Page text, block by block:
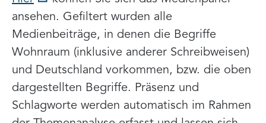
ansehen. Gefiltert wurden alle
Medienbeiträge, in denen die Begriffe
Wohnraum (inklusive anderer Schreibweisen)
und Deutschland vorkommen, bzw. die oben
dargestellten Begriffe. Präsenz und
Schlagworte werden automatisch im Rahmen